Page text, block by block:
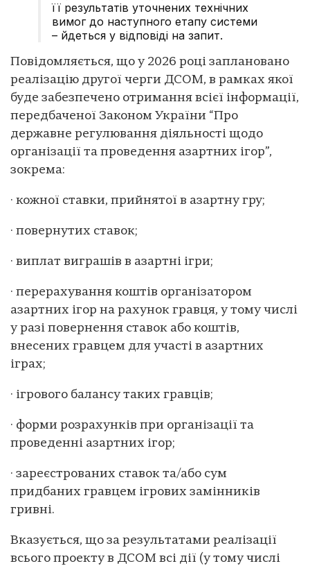
її результатів уточнених технічних
вимог до наступного етапу системи
– йдеться у відповіді на запит.
Повідомляється, що у 2026 році заплановано
реалізацію другої черги ДСОМ, в рамках якої
буде забезпечено отримання всієї інформації,
передбаченої Законом України “Про
державне регулювання діяльності щодо
організації та проведення азартних ігор”,
зокрема:
· кожної ставки, прийнятої в азартну гру;
· повернутих ставок;
· виплат виграшів в азартні ігри;
· перерахування коштів організатором
азартних ігор на рахунок гравця, у тому числі
у разі повернення ставок або коштів,
внесених гравцем для участі в азартних
іграх;
· ігрового балансу таких гравців;
· форми розрахунків при організації та
проведенні азартних ігор;
· зареєстрованих ставок та/або сум
придбаних гравцем ігрових замінників
гривні.
Вказується, що за результатами реалізації
всього проекту в ДСОМ всі дії (у тому числі